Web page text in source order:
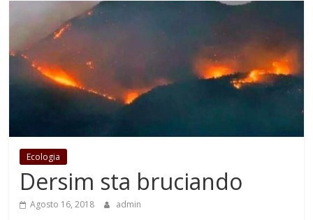
Ecologia
Dersim sta bruciando
Agosto 16, 2018 admin